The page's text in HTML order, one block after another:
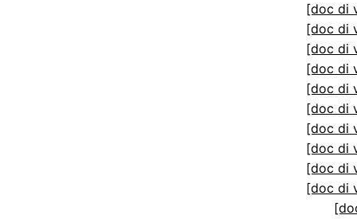
[doc di
[doc di
[doc di
[doc di
[doc di
[doc di
[doc di
[doc di
[doc di
[doc di